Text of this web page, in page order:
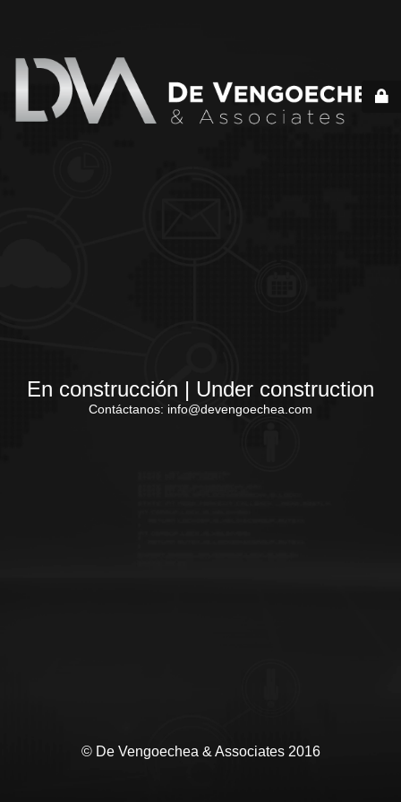
En construcción | Under construction
Contáctanos: info@devengoechea.com
© De Vengoechea & Associates 2016